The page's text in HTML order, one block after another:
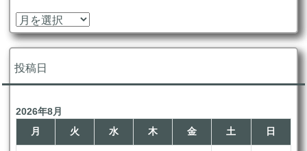
ア
ー
カ
イ
ブ
投稿日
2026年8月
月
火 水 木 金 土 日